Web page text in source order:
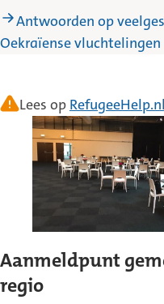
Antwoorden op
Oekraïense vluchtelingen
Lees op RefugeeHelp.nl
Aanmeldpunt
regio